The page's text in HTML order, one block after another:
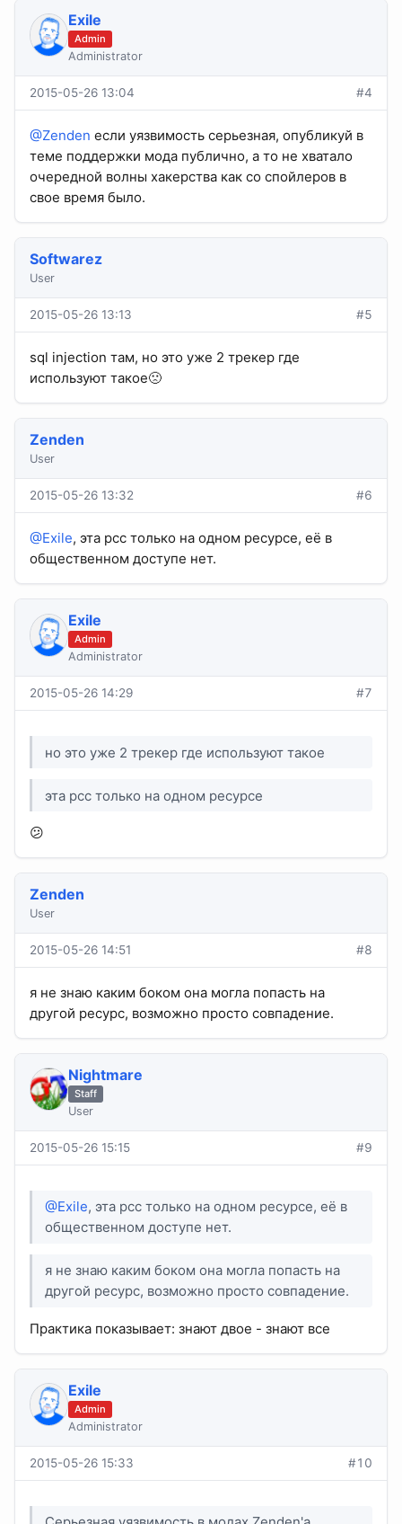
Exile
Admin
Administrator
2015-05-26 13:04 #4
@Zenden если уязвимость серьезная, опубликуй в
теме поддержки мода публично, а то не хватало
очередной волны хакерства как со спойлеров в
свое время было.
Softwarez
User
2015-05-26 13:13 #5
sql injection там, но это уже 2 трекер где
используют такое🙁
Zenden
User
2015-05-26 13:32 #6
@Exile, эта рсс только на одном ресурсе, её в
общественном доступе нет.
Exile
Admin
Administrator
2015-05-26 14:29 #7
но это уже 2 трекер где используют такое
эта рсс только на одном ресурсе
😕
Zenden
User
2015-05-26 14:51 #8
я не знаю каким боком она могла попасть на
другой ресурс, возможно просто совпадение.
Nightmare
Staff
User
2015-05-26 15:15 #9
@Exile, эта рсс только на одном ресурсе, её в
общественном доступе нет.
я не знаю каким боком она могла попасть на
другой ресурс, возможно просто совпадение.
Практика показывает: знают двое - знают все
Exile
Admin
Administrator
2015-05-26 15:33 #10